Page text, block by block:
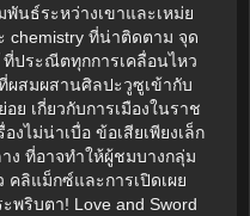
นธ์ระหว่างเขาและเหม่ย
chemistry ที่น่าติดตาม จุด
ประณีตทุกการเคลื่อนไหว
ผสมผสานศิลปะวูซูเข้ากับ
ย เกี่ยวกับการเมืองในราช
งไม่น่าเบื่อ ข้อเสียเพียงเล็ก
ง ที่อาจทำให้ผู้ชมบางกลุ่ม
คลิแม็กซ์และการเปิดเผย
ริบตา! Love and Sword